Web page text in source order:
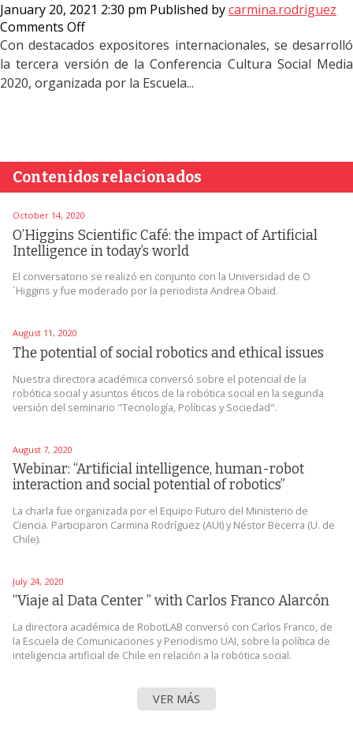
January 20, 2021 2:30 pm Published bycarmina.rodriguez
Comments Offon
Revive
el
día
sobre
la
conferencia
Media
2020
Con destacados expositores internacionales, se desarrolló
la tercera versión de la Conferencia Cultura Social Media
2020, organizada por la Escuela...
Contenidos relacionados
October 14, 2020
O’Higgins Scientific Café: the impact of Artificial
Intelligence in today’s world
El conversatorio se realizó en conjunto con la Universidad de O
´Higgins y fue moderado por la periodista Andrea Obaid.
August 11, 2020
The potential of social robotics and ethical issues
Nuestra directora académica conversó sobre el potencial de la
robótica social y asuntos éticos de la robótica social en la segunda
versión del seminario "Tecnología, Políticas y Sociedad".
August 7, 2020
Webinar: “Artificial intelligence, human-robot
interaction and social potential of robotics”
La charla fue organizada por el Equipo Futuro del Ministerio de
Ciencia. Participaron Carmina Rodríguez (AUI) y Néstor Becerra (U. de
Chile).
July 24, 2020
“Viaje al Data Center ” with Carlos Franco Alarcón
La directora académica de RobotLAB conversó con Carlos Franco, de
la Escuela de Comunicaciones y Periodismo UAI, sobre la política de
inteligencia artificial de Chile en relación a la robótica social.
VER MÁS